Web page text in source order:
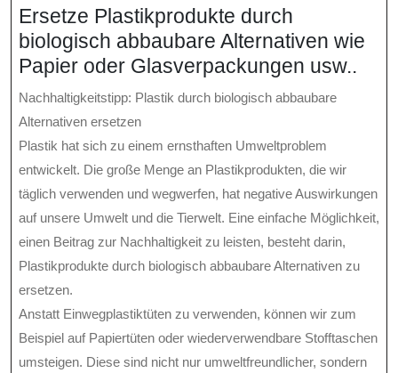
Ersetze Plastikprodukte durch
biologisch abbaubare Alternativen wie
Papier oder Glasverpackungen usw..
Nachhaltigkeitstipp: Plastik durch biologisch abbaubare
Alternativen ersetzen
Plastik hat sich zu einem ernsthaften Umweltproblem
entwickelt. Die große Menge an Plastikprodukten, die wir
täglich verwenden und wegwerfen, hat negative Auswirkungen
auf unsere Umwelt und die Tierwelt. Eine einfache Möglichkeit,
einen Beitrag zur Nachhaltigkeit zu leisten, besteht darin,
Plastikprodukte durch biologisch abbaubare Alternativen zu
ersetzen.
Anstatt Einwegplastiktüten zu verwenden, können wir zum
Beispiel auf Papiertüten oder wiederverwendbare Stofftaschen
umsteigen. Diese sind nicht nur umweltfreundlicher, sondern